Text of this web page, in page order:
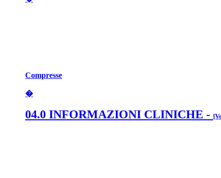
Compresse
�
04.0 INFORMAZIONI CLINICHE -